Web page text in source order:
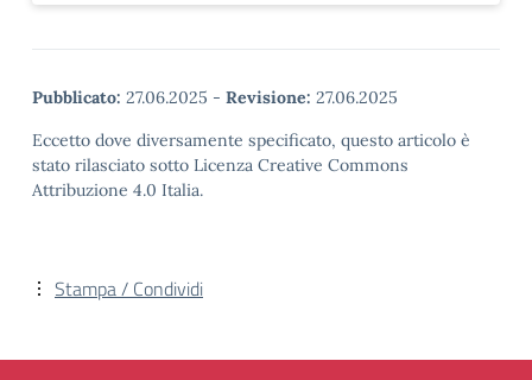
Pubblicato: 27.06.2025 - Revisione: 27.06.2025
Eccetto dove diversamente specificato, questo articolo è
stato rilasciato sotto Licenza Creative Commons
Attribuzione 4.0 Italia.
Stampa / Condividi